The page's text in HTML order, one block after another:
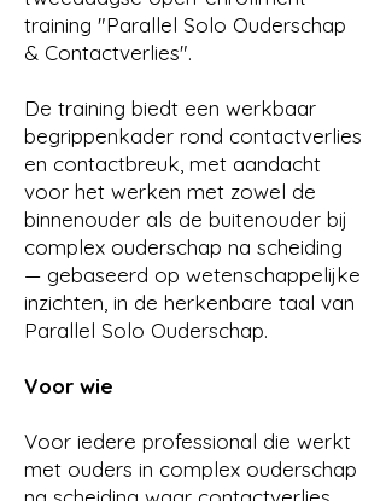
training "Parallel Solo Ouderschap
& Contactverlies".
De training biedt een werkbaar
begrippenkader rond contactverlies
en contactbreuk, met aandacht
voor het werken met zowel de
binnenouder als de buitenouder bij
complex ouderschap na scheiding
— gebaseerd op wetenschappelijke
inzichten, in de herkenbare taal van
Parallel Solo Ouderschap.
Voor wie
Voor iedere professional die werkt
met ouders in complex ouderschap